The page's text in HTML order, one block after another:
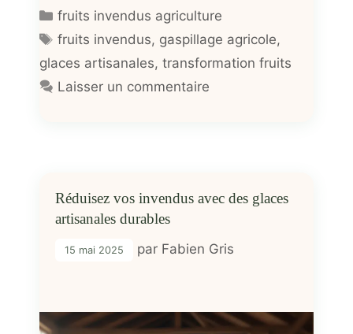
Catégories
fruits invendus agriculture
Étiquettes
fruits invendus, gaspillage agricole,
glaces artisanales, transformation fruits
Laisser un commentaire
Réduisez vos invendus avec des glaces
artisanales durables
15 mai 2025 par Fabien Gris